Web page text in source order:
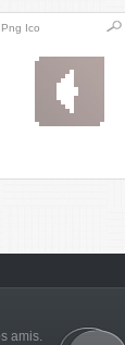
Png Ico
amis.